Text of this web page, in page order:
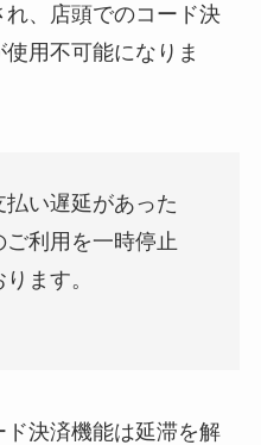
、店頭でのコード決
用不可能になりま
い遅延があった
利用を一時停止
ます。
決済機能は延滞を解